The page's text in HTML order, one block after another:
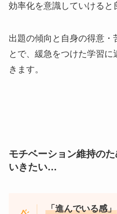
効率化を意識していけると
出題の傾向と自身の得意・
とで、緩急をつけた学習
きます。
モチベーション維持の
いきたい…
「進んでいる感」